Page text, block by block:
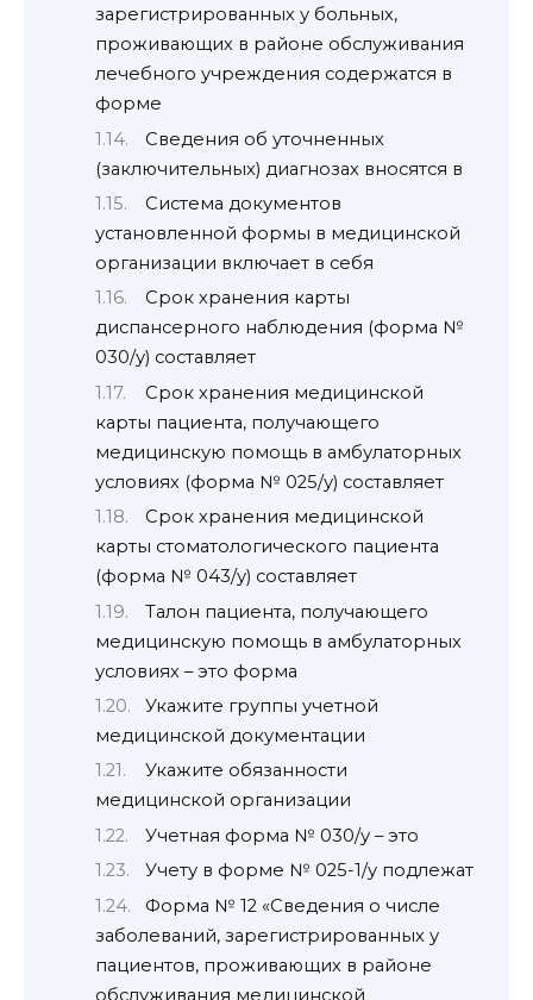
зарегистрированных у больных,
проживающих в районе обслуживания
лечебного учреждения содержатся в
форме
Сведения об уточненных
(заключительных) диагнозах вносятся в
Система документов
установленной формы в медицинской
организации включает в себя
Срок хранения карты
диспансерного наблюдения (форма №
030/у) составляет
Срок хранения медицинской
карты пациента, получающего
медицинскую помощь в амбулаторных
условиях (форма № 025/у) составляет
Срок хранения медицинской
карты стоматологического пациента
(форма № 043/у) составляет
Талон пациента, получающего
медицинскую помощь в амбулаторных
условиях – это форма
Укажите группы учетной
медицинской документации
Укажите обязанности
медицинской организации
Учетная форма № 030/у – это
Учету в форме № 025-1/у подлежат
Форма № 12 «Сведения о числе
заболеваний, зарегистрированных у
пациентов, проживающих в районе
обслуживания медицинской